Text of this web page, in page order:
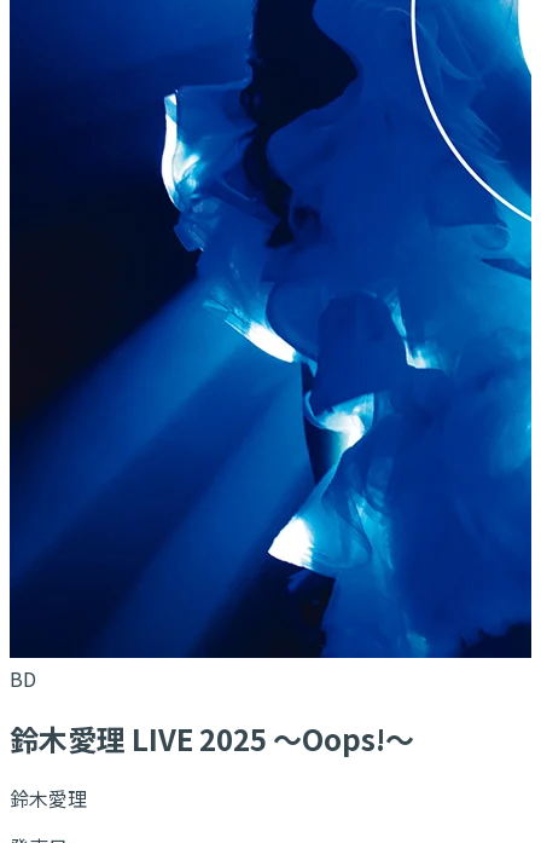
BD
鈴木愛理 LIVE 2025 ～Oops!～
鈴木愛理